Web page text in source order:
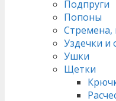
Подпруги
Попоны
Стремена,
Уздечки и
Ушки
Щетки